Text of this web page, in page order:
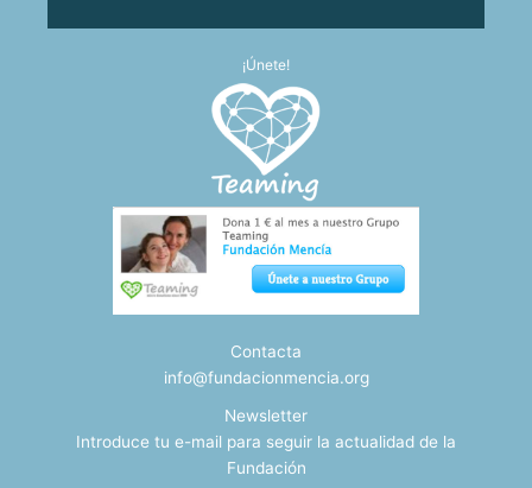
¡Únete!
Contacta
info@fundacionmencia.org
Newsletter
Introduce tu e-mail para seguir la actualidad de la
Fundación